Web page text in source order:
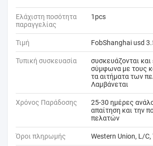
Ελάχιστη ποσότητα
παραγγελίας
1pcs
Τιμή FobShanghai usd
Τυπική συσκευασία
συσκευάζονται και
σύμφωνα με τους
τα αιτήματα των
Λαμβάνεται
Χρόνος Παράδοσης
25-30 ημέρες
απαίτηση και την
πελατών
Όροι πληρωμής Western Union, L/C,